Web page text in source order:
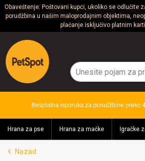
Obaveštenje: Poštovani kupci, ukoliko se odlučite
porudžbina u našim maloprodajnim objektima,
plaćanje isključivo platnim
Psi
Mačke
Glodari
Akvaristika
Teraristika
Brendovi
Besplatna isporuka za porudžbine preko
Hrana za pse Hrana za mačke Igračke
Nazad